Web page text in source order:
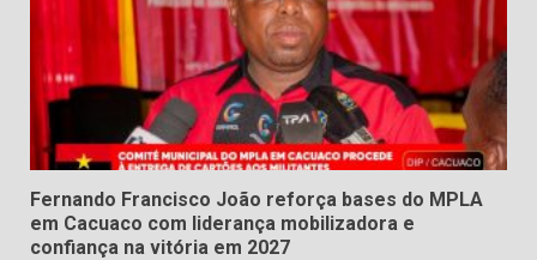
Fernando Francisco João reforça bases do MPLA
em Cacuaco com liderança mobilizadora e
confiança na vitória em 2027